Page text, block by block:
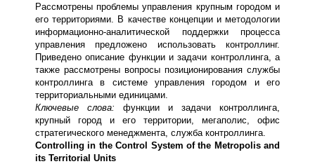
Рассмотрены проблемы управления крупным городом и
его территориями. В качестве концепции и методологии
информационно-аналитической поддержки процесса
управления предложено использовать контроллинг.
Приведено описание функции и задачи контроллинга, а
также рассмотрены вопросы позиционирования службы
контроллинга в системе управления городом и его
территориальными единицами.
Ключевые слова: функции и задачи контроллинга,
крупный город и его территории, мегаполис, офис
стратегического менеджмента, служба контроллинга.
Controlling in the Control System of the Metropolis and
its Territorial Units